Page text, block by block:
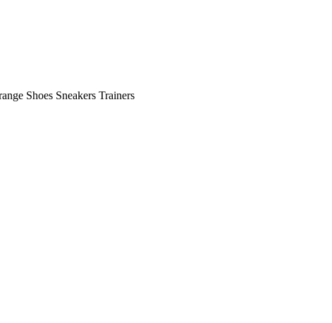
Shoes Sneakers Trainers
Airmail International postage.